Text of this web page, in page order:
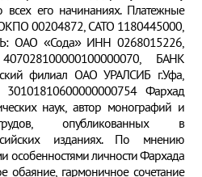
всех его начинаниях. Платежные
00204872, САТО 1180445000,
ОАО «Сода» ИНН 0268015226,
БАНК
филиал ОАО УРАЛСИБ г.Уфа,
Фархад
наук, автор монографий и
опубликованных в
изданиях. По мнению
особенностями личности Фархада
обаяние, гармоничное сочетание